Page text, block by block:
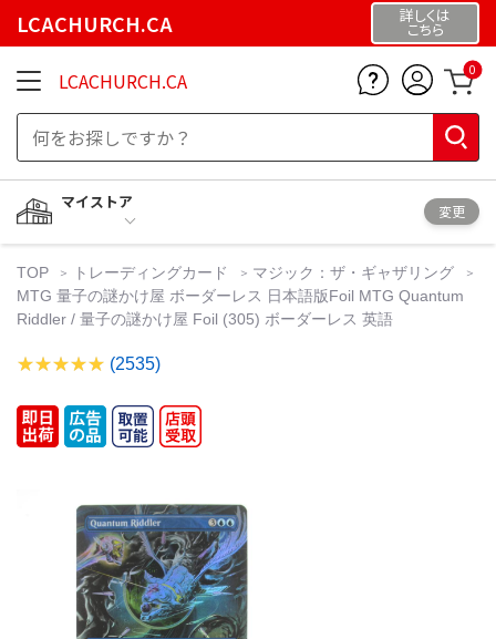
LCACHURCH.CA 詳しくは
こちら
LCACHURCH.CA 0
マイストア
変更
TOP トレーディングカード
マジック：ザ・ギャザリング
MTG 量子の謎かけ屋 ボーダーレス 日本語版Foil MTG Quantum
Riddler / 量子の謎かけ屋 Foil (305) ボーダーレス 英語
(2535)